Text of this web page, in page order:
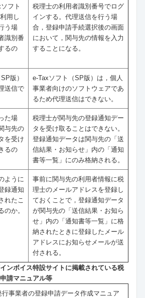
フト
用し
う場
識別番
るの
税理士の利用者識別番号でログ
インする。代理送信を行う場
合，登録申請手続選択後の画面
において，関与先の情報を入力
することになる。
版）
送信で
e-Taxソフト（SP版）は，個人
事業者向けのソフトウェアであ
るため代理送信はできない。
た場
与先の
を受け
るの
税理士が関与先の登録通知デー
タを受け取ることはできない。
登録通知データは関与先の「送
信結果・お知らせ」内の「通知
書等一覧」にのみ格納される。
ように
録通知
れたこ
のか。
事前に関与先の利用者情報に税
理士のメールアドレスを登録し
ておくことで，登録通知データ
が関与先の「送信結果・お知ら
せ」内の「通知書等一覧」に格
納されたときに登録したメール
アドレスにお知らせメールが送
付される。
インボイス特設サイトに掲載されている税
請マニュアル等
事業者の登録申請データ作成マニュア